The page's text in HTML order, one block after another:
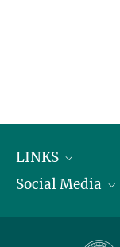
LINKS
Max-Planck-
Social Media